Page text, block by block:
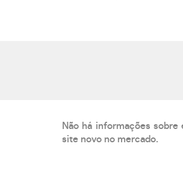
Não há informações
site novo no mercado.